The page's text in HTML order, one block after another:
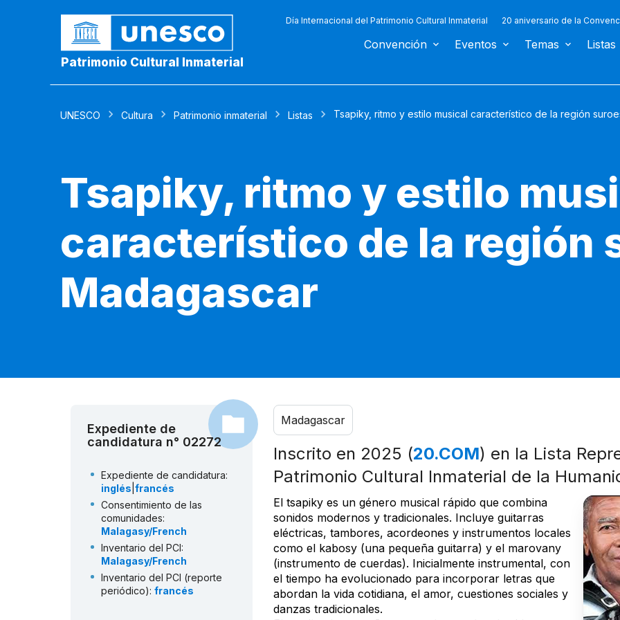
Patrimonio Cultural Inmaterial
Día Internacional del Patrimonio Cultural Inmaterial 20 aniversario de la
Convención Eventos Temas Listas
UNESCO Cultura Patrimonio inmaterial Listas Tsapiky, ritmo y estilo musical característico de la región
Tsapiky, ritmo y estilo
característico de la región
Madagascar
Expediente de
candidatura n° 02272
Expediente de candidatura:
inglés francés
Consentimiento de las
comunidades:
Malagasy/French
Inventario del PCI:
Malagasy/French
Inventario del PCI (reporte
periódico): francés
Madagascar
Inscrito en 2025 (20.COM) en la Lista
Patrimonio Cultural Inmaterial de la
El tsapiky es un género musical rápido que combina
sonidos modernos y tradicionales. Incluye guitarras
eléctricas, tambores, acordeones y instrumentos locales
como el kabosy (una pequeña guitarra) y el marovany
(instrumento de cuerdas). Inicialmente instrumental, con
el tiempo ha evolucionado para incorporar letras que
abordan la vida cotidiana, el amor, cuestiones sociales y
danzas tradicionales.